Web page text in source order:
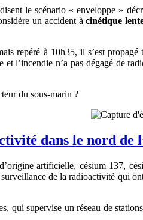
le scénario « enveloppe »
un accident àcinétique
repéré à 10h35, il s’est
et l’incendie n’a pas dégagé de
du sous-marin ?
dans le nord
artificielle, césium 137,
de la radioactivité qui
qui supervise un réseau de